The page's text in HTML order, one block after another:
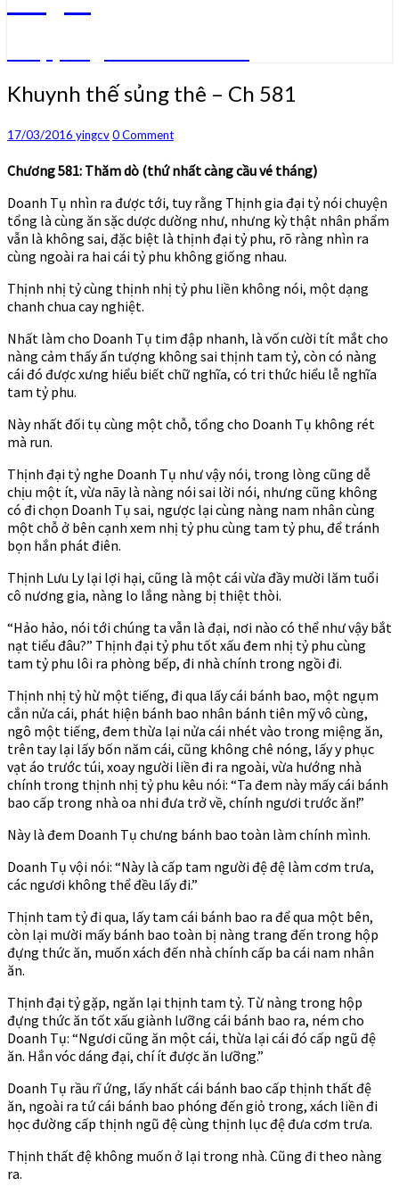
Khuynh
thế
thê
Ch
581
Khuynh thế sủng thê – Ch 581
17/03/2016 yingcvComments
0 Comment
Chương 581: Thăm dò (thứ nhất càng cầu vé tháng)
Doanh Tụ nhìn ra được tới, tuy rằng Thịnh gia đại tỷ nói chuyện
tổng là cùng ăn sặc dược dường như, nhưng kỳ thật nhân phẩm
vẫn là không sai, đặc biệt là thịnh đại tỷ phu, rõ ràng nhìn ra
cùng ngoài ra hai cái tỷ phu không giống nhau.
Thịnh nhị tỷ cùng thịnh nhị tỷ phu liền không nói, một dạng
chanh chua cay nghiệt.
Nhất làm cho Doanh Tụ tim đập nhanh, là vốn cười tít mắt cho
nàng cảm thấy ấn tượng không sai thịnh tam tỷ, còn có nàng
cái đó được xưng hiểu biết chữ nghĩa, có tri thức hiểu lễ nghĩa
tam tỷ phu.
Này nhất đối tụ cùng một chỗ, tổng cho Doanh Tụ không rét
mà run.
Thịnh đại tỷ nghe Doanh Tụ như vậy nói, trong lòng cũng dễ
chịu một ít, vừa nãy là nàng nói sai lời nói, nhưng cũng không
có đi chọn Doanh Tụ sai, ngược lại cùng nàng nam nhân cùng
một chỗ ở bên cạnh xem nhị tỷ phu cùng tam tỷ phu, để tránh
bọn hắn phát điên.
Thịnh Lưu Ly lại lợi hại, cũng là một cái vừa đầy mười lăm tuổi
cô nương gia, nàng lo lắng nàng bị thiệt thòi.
“Hảo hảo, nói tới chúng ta vẫn là đại, nơi nào có thể như vậy bắt
nạt tiểu đâu?” Thịnh đại tỷ phu tốt xấu đem nhị tỷ phu cùng
tam tỷ phu lôi ra phòng bếp, đi nhà chính trong ngồi đi.
Thịnh nhị tỷ hừ một tiếng, đi qua lấy cái bánh bao, một ngụm
cắn nửa cái, phát hiện bánh bao nhân bánh tiên mỹ vô cùng,
ngô một tiếng, đem thừa lại nửa cái nhét vào trong miệng ăn,
trên tay lại lấy bốn năm cái, cũng không chê nóng, lấy y phục
vạt áo trước túi, xoay người liền đi ra ngoài, vừa hướng nhà
chính trong thịnh nhị tỷ phu kêu nói: “Ta đem này mấy cái bánh
bao cấp trong nhà oa nhi đưa trở về, chính ngươi trước ăn!”
Này là đem Doanh Tụ chưng bánh bao toàn làm chính mình.
Doanh Tụ vội nói: “Này là cấp tam người đệ đệ làm cơm trưa,
các ngươi không thể đều lấy đi.”
Thịnh tam tỷ đi qua, lấy tam cái bánh bao ra để qua một bên,
còn lại mười mấy bánh bao toàn bị nàng trang đến trong hộp
đựng thức ăn, muốn xách đến nhà chính cấp ba cái nam nhân
ăn.
Thịnh đại tỷ gặp, ngăn lại thịnh tam tỷ. Từ nàng trong hộp
đựng thức ăn tốt xấu giành lưỡng cái bánh bao ra, ném cho
Doanh Tụ: “Ngươi cũng ăn một cái, thừa lại cái đó cấp ngũ đệ
ăn. Hắn vóc dáng đại, chí ít được ăn lưỡng.”
Doanh Tụ rầu rĩ ứng, lấy nhất cái bánh bao cấp thịnh thất đệ
ăn, ngoài ra tứ cái bánh bao phóng đến giỏ trong, xách liền đi
học đường cấp thịnh ngũ đệ cùng thịnh lục đệ đưa cơm trưa.
Thịnh thất đệ không muốn ở lại trong nhà. Cũng đi theo nàng
ra.